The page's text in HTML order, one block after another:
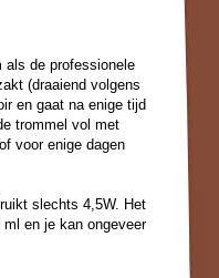
als de professionele
(draaiend volgens
en gaat na enige tijd
trommel vol met
voor enige dagen
slechts 4,5W. Het
en je kan ongeveer